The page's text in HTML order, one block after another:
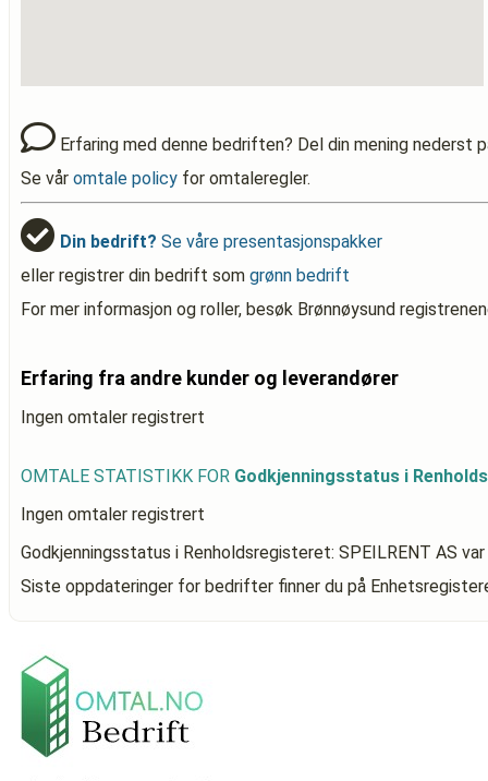
Erfaring med denne bedriften? Del din mening nederst
Se vår omtale policy for omtaleregler.
Din bedrift? Se våre presentasjonspakker
eller registrer din bedrift som grønn bedrift
For mer informasjon og roller, besøk Brønnøysund
Erfaring fra andre kunder og leverandører
Ingen omtaler registrert
OMTALE STATISTIKK FOR Godkjenningsstatus i
Ingen omtaler registrert
Godkjenningsstatus i Renholdsregisteret: SPEILRENT AS
Siste oppdateringer for bedrifter finner du på